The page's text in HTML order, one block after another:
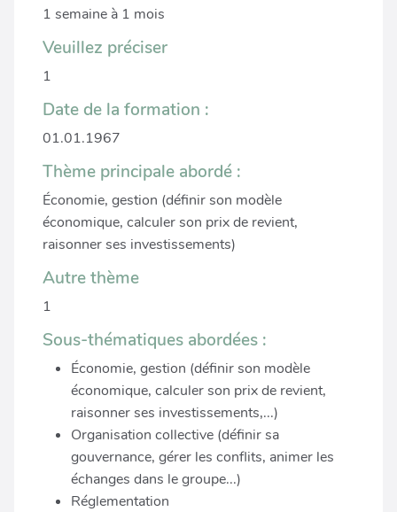
1 semaine à 1 mois
Veuillez préciser
1
Date de la formation :
01.01.1967
Thème principale abordé :
Économie, gestion (définir son modèle
économique, calculer son prix de revient,
raisonner ses investissements)
Autre thème
1
Sous-thématiques abordées :
Économie, gestion (définir son modèle
économique, calculer son prix de revient,
raisonner ses investissements,...)
Organisation collective (définir sa
gouvernance, gérer les conflits, animer les
échanges dans le groupe...)
Réglementation